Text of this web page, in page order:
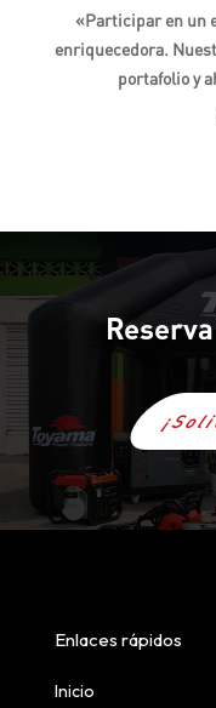
«Participar en un
enriquecedora.
portafolio y
Enlaces rápidos
Inicio